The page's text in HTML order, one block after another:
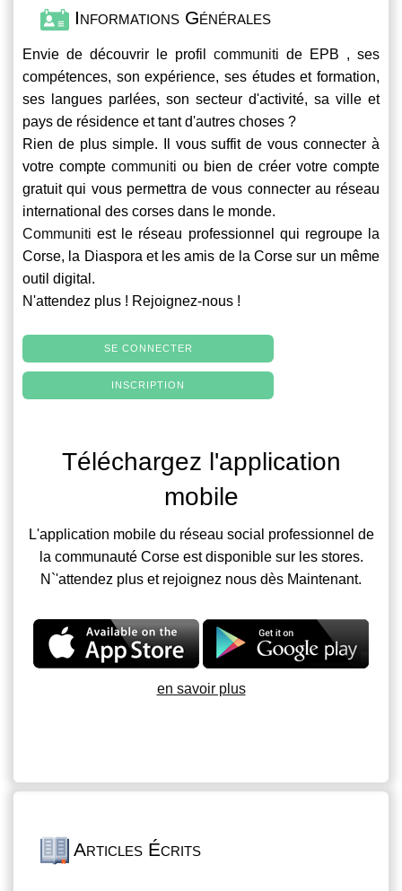
Informations Générales
Envie de découvrir le profil communiti de EPB , ses
compétences, son expérience, ses études et formation,
ses langues parlées, son secteur d'activité, sa ville et
pays de résidence et tant d'autres choses ?
Rien de plus simple. Il vous suffit de vous connecter à
votre compte communiti ou bien de créer votre compte
gratuit qui vous permettra de vous connecter au réseau
international des corses dans le monde.
Communiti est le réseau professionnel qui regroupe la
Corse, la Diaspora et les amis de la Corse sur un même
outil digital.
N'attendez plus ! Rejoignez-nous !
SE CONNECTER
INSCRIPTION
Téléchargez l'application
mobile
L'application mobile du réseau social professionnel de
la communauté Corse est disponible sur les stores.
N`'attendez plus et rejoignez nous dès Maintenant.
en savoir plus
Articles Écrits